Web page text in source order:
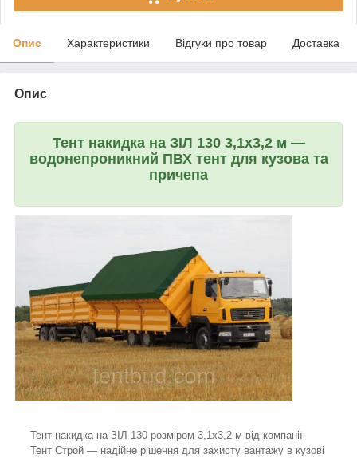
Опис Характеристики Відгуки про товар Доставка
Опис
Тент накидка на ЗІЛ 130 3,1х3,2 м —
водонепроникний ПВХ тент для кузова та
причепа
Тент накидка на ЗІЛ 130 розміром 3,1х3,2 м від компанії
Тент Строй — надійне рішення для захисту вантажу в кузові